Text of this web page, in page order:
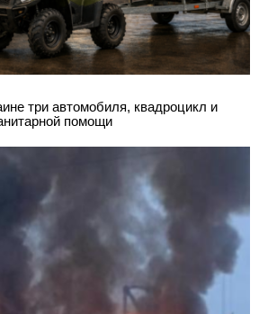
три автомобиля, квадроцикл и
помощи